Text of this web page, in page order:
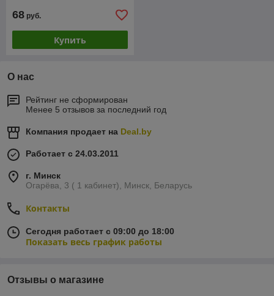
68 руб.
Купить
О нас
Рейтинг не сформирован
Менее 5 отзывов за последний год
Компания продает на Deal.by
Работает с 24.03.2011
г. Минск
Огарёва, 3 ( 1 кабинет), Минск, Беларусь
Контакты
Сегодня работает с 09:00 до 18:00
Показать весь график работы
Отзывы о магазине